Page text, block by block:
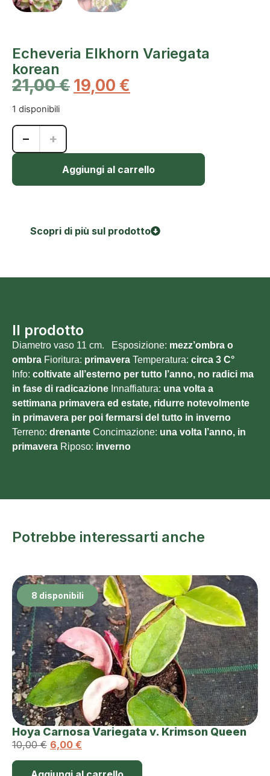
Echeveria Elkhorn Variegata
korean
21,00€ 19,00 €
1 disponibili
− +
Aggiungi al carrello
Scopri di più sul prodotto
Il prodotto
Diametro vaso 11 cm. Esposizione: mezz’ombra o
ombra Fioritura: primavera Temperatura: circa 3 C°
Info: coltivate all’esterno per tutto l’anno, no radici ma
in fase di radicazione Innaffiatura: una volta a
settimana primavera ed estate, ridurre notevolmente
in primavera per poi fermarsi del tutto in inverno
Terreno: drenante Concimazione: una volta l’anno, in
primavera Riposo: inverno
Potrebbe interessarti anche
8 disponibili
Hoya Carnosa Variegata v. Krimson Queen
10,00€ 6,00 €